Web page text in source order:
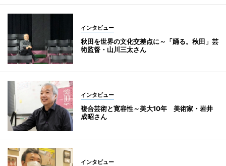
インタビュー
秋田を世界の文化交差点に～「踊る。秋田」芸
術監督・山川三太さん
インタビュー
複合芸術と寛容性～美大10年 美術家・岩井
成昭さん
インタビュー